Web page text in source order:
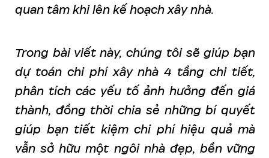
quan tâm khi lên kế hoạch xây nhà.
Trong bài viết này, chúng tôi sẽ giúp bạn
dự toán chi phí xây nhà 4 tầng chi tiết,
phân tích các yếu tố ảnh hưởng đến giá
thành, đồng thời chia sẻ những bí quyết
giúp bạn tiết kiệm chi phí hiệu quả mà
vẫn sở hữu một ngôi nhà đẹp, bền vững